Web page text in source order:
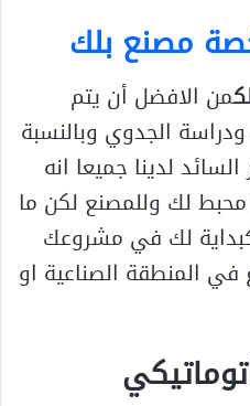
مصنع بلك
من الافضل أن يتم
الجدوي وبالنسبة
لدينا جميعا انه
لك وللمصنع لكن ما
لك في مشروعك
المنطقة الصناعية او